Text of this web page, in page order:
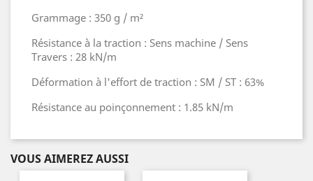
Grammage : 350 g / m²
Résistance à la traction : Sens machine / Sens
Travers : 28 kN/m
Déformation à l'effort de traction : SM / ST : 63%
Résistance au poinçonnement : 1.85 kN/m
VOUS AIMEREZ AUSSI